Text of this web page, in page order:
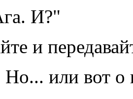
И?"
и
или вот о